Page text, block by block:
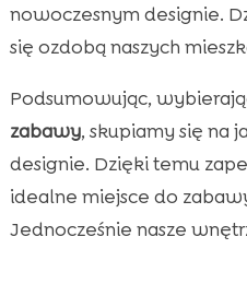
nowoczesnym designie.
się ozdobą naszych
Podsumowując,
zabawy, skupiamy się na
designie. Dzięki temu
idealne miejsce do
Jednocześnie nasze